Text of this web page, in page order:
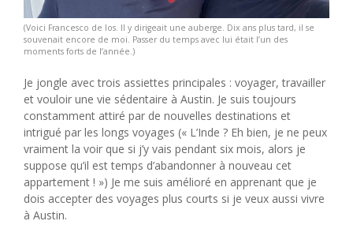
(Voici Francesco de Ios. Il y dirigeait une auberge. Dix ans plus tard, il se
souvenait encore de moi. Passer du temps avec lui était l’un des
moments forts de l’année.)
Je jongle avec trois assiettes principales : voyager, travailler
et vouloir une vie sédentaire à Austin. Je suis toujours
constamment attiré par de nouvelles destinations et
intrigué par les longs voyages (« L’Inde ? Eh bien, je ne peux
vraiment la voir que si j’y vais pendant six mois, alors je
suppose qu’il est temps d’abandonner à nouveau cet
appartement ! ») Je me suis amélioré en apprenant que je
dois accepter des voyages plus courts si je veux aussi vivre
à Austin.